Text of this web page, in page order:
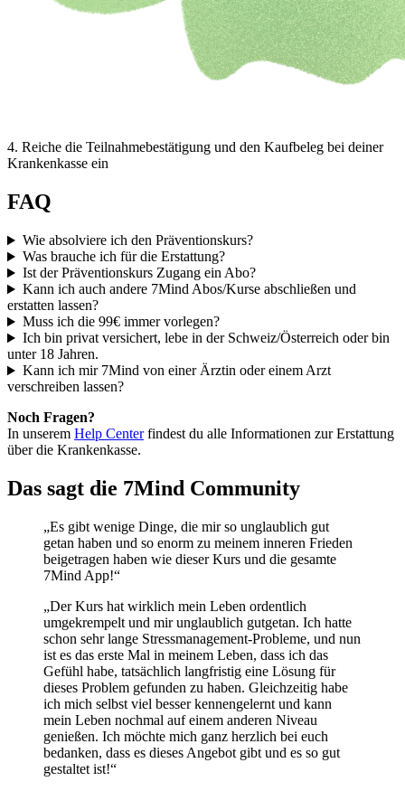
4. Reiche die Teilnahmebestätigung und den Kaufbeleg bei deiner
Krankenkasse ein
FAQ
Wie absolviere ich den Präventionskurs?
Was brauche ich für die Erstattung?
Ist der Präventionskurs Zugang ein Abo?
Kann ich auch andere 7Mind Abos/Kurse abschließen und
erstatten lassen?
Muss ich die 99€ immer vorlegen?
Ich bin privat versichert, lebe in der Schweiz/Österreich oder bin
unter 18 Jahren.
Kann ich mir 7Mind von einer Ärztin oder einem Arzt
verschreiben lassen?
Noch Fragen?
In unserem Help Centerfindest du alle Informationen zur Erstattung
über die Krankenkasse.
Das sagt die 7Mind Community
„Es gibt wenige Dinge, die mir so unglaublich gut
getan haben und so enorm zu meinem inneren Frieden
beigetragen haben wie dieser Kurs und die gesamte
7Mind App!“
„Der Kurs hat wirklich mein Leben ordentlich
umgekrempelt und mir unglaublich gutgetan. Ich hatte
schon sehr lange Stressmanagement-Probleme, und nun
ist es das erste Mal in meinem Leben, dass ich das
Gefühl habe, tatsächlich langfristig eine Lösung für
dieses Problem gefunden zu haben. Gleichzeitig habe
ich mich selbst viel besser kennengelernt und kann
mein Leben nochmal auf einem anderen Niveau
genießen. Ich möchte mich ganz herzlich bei euch
bedanken, dass es dieses Angebot gibt und es so gut
gestaltet ist!“